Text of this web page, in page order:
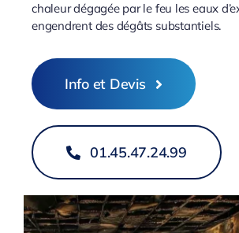
chaleur dégagée par le feu les eaux
engendrent des dégâts substantiels.
Info et Devis
01.45.47.24.99